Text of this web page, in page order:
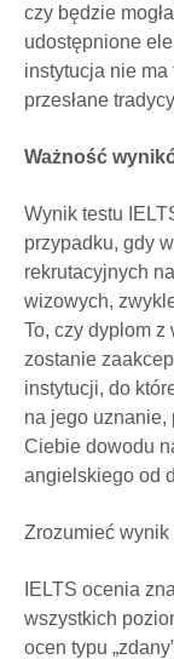
czy będzie
udostępnione
instytucja nie
przesłane
Ważność
Wynik testu
przypadku, gdy
rekrutacyjnych
wizowych,
To, czy dyplom z
zostanie
instytucji, do
na jego uznanie,
Ciebie dowodu
angielskiego od
Zrozumieć wynik
IELTS ocenia
wszystkich
ocen typu